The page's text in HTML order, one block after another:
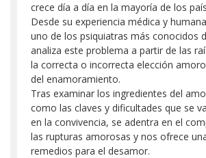
crece día a día en la mayoría de los
Desde su experiencia médica y
uno de los psiquiatras más conocidos
analiza este problema a partir de las
la correcta o incorrecta elección
del enamoramiento.
Tras examinar los ingredientes del
como las claves y dificultades que se
en la convivencia, se adentra en el
las rupturas amorosas y nos ofrece
remedios para el desamor.